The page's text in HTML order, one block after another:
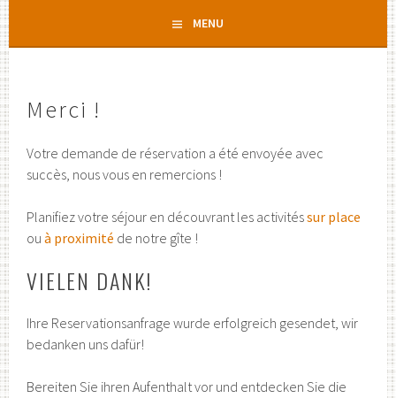
contenu
MENU
Merci !
Votre demande de réservation a été envoyée avec
succès, nous vous en remercions !
Planifiez votre séjour en découvrant les activitéssur place
ouà proximité de notre gîte !
VIELEN DANK!
Ihre Reservationsanfrage wurde erfolgreich gesendet, wir
bedanken uns dafür!
Bereiten Sie ihren Aufenthalt vor und entdecken Sie die